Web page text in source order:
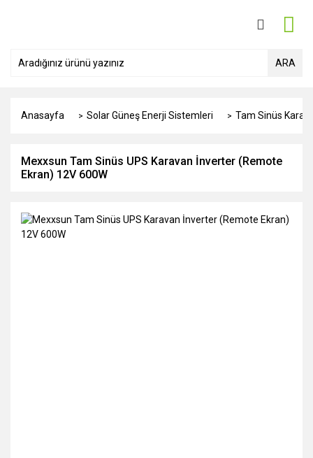
ARA
Anasayfa Solar Güneş Enerji Sistemleri Tam Sinüs
Mexxsun Tam Sinüs UPS Karavan İnverter (Remote
Ekran) 12V 600W